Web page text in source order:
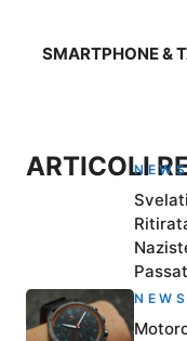
SMARTPHONE &
ARTICOLI
NEWS